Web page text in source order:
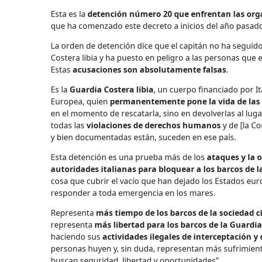
Esta es la detención número 20 que enfrentan las
que ha comenzado este decreto a inicios del año
La orden de detención dice que el capitán no ha
Costera libia y ha puesto en peligro a las personas que
Estas acusaciones son absolutamente falsas.
Es la Guardia Costera libia, un cuerpo financiado por
Europea, quien permanentemente pone la vida de
en el momento de rescatarla, sino en devolverlas al
todas las violaciones de derechos humanosy de [la
y bien documentadas están, suceden en ese país.
Esta detención es una prueba más de los ataques y la
autoridades italianas para bloquear a los barcos de
cosa que cubrir el vacío que han dejado los Estados
responder a toda emergencia en los mares.
Representa más tiempo de los barcos de la sociedad
representa más libertad para los barcos de la
haciendo sus actividades ilegales de interceptación y
personas huyen y, sin duda, representan más